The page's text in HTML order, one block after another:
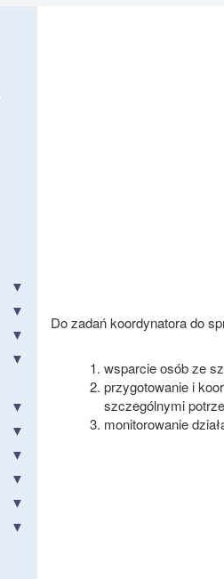
Do zadań koordynatora do
wsparcie osób ze
przygotowanie i
szczególnymi
monitorowanie